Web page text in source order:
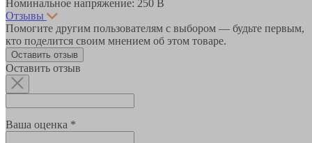
Номинальное напряжение: 250 В
Отзывы
Помогите другим пользователям с выбором — будьте первым,
кто поделится своим мнением об этом товаре.
Оставить отзыв
Оставить отзыв
Ваша оценка *